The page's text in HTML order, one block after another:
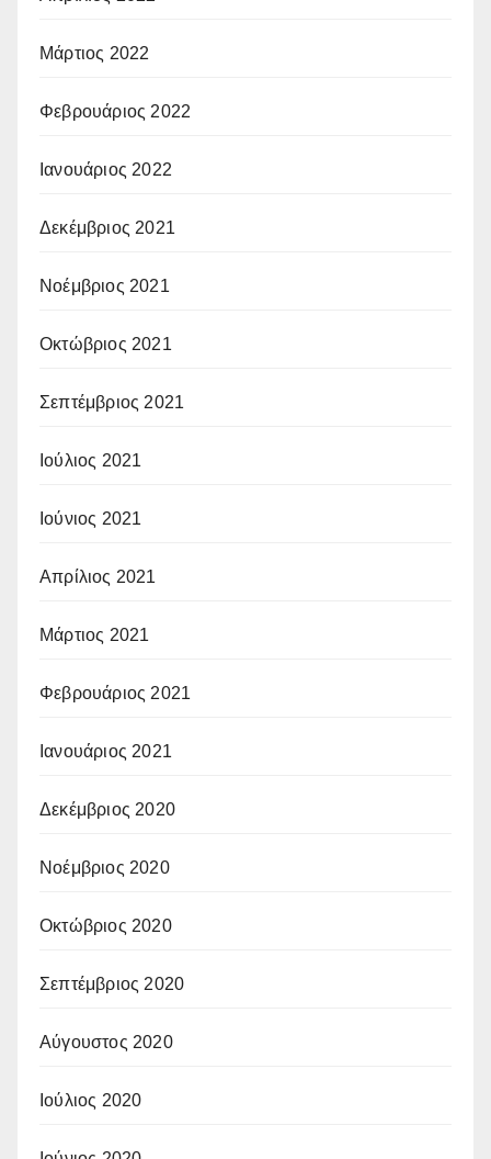
Μάρτιος 2022
Φεβρουάριος 2022
Ιανουάριος 2022
Δεκέμβριος 2021
Νοέμβριος 2021
Οκτώβριος 2021
Σεπτέμβριος 2021
Ιούλιος 2021
Ιούνιος 2021
Απρίλιος 2021
Μάρτιος 2021
Φεβρουάριος 2021
Ιανουάριος 2021
Δεκέμβριος 2020
Νοέμβριος 2020
Οκτώβριος 2020
Σεπτέμβριος 2020
Αύγουστος 2020
Ιούλιος 2020